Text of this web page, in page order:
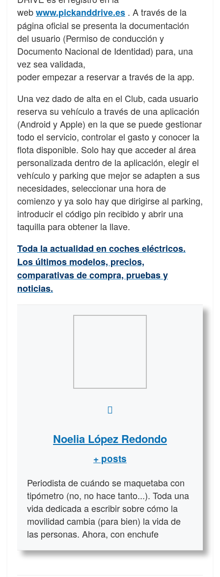
webwww.pickanddrive.es . A través de la
página oficial se presenta la documentación
del usuario (Permiso de conducción y
Documento Nacional de Identidad) para, una
vez sea validada,
poder empezar a reservar a través de la app.
Una vez dado de alta en el Club, cada usuario
reserva su vehículo a través de una aplicación
(Android y Apple) en la que se puede gestionar
todo el servicio, controlar el gasto y conocer la
flota disponible. Solo hay que acceder al área
personalizada dentro de la aplicación, elegir el
vehículo y parking que mejor se adapten a sus
necesidades, seleccionar una hora de
comienzo y ya solo hay que dirigirse al parking,
introducir el código pin recibido y abrir una
taquilla para obtener la llave.
Toda la actualidad en coches eléctricos.
Los últimos modelos, precios,
comparativas de compra, pruebas y
noticias.
Noelia López Redondo
+ posts
Periodista de cuándo se maquetaba con
tipómetro (no, no hace tanto...). Toda una
vida dedicada a escribir sobre cómo la
movilidad cambia (para bien) la vida de
las personas. Ahora, con enchufe